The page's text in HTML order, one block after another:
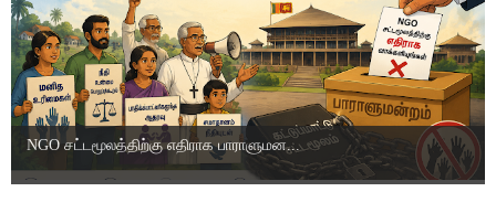
NGO சட்டமூலத்திற்கு எதிராக பாராளுமன...